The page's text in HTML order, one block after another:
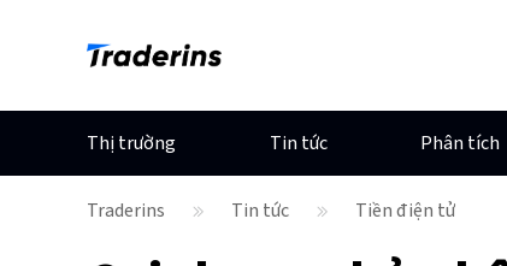
Thị trường Tin tức Phân tích
Traderins Tin tức Tiền điện tử